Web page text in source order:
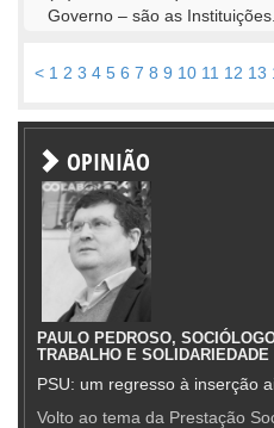
Governo – são as
< 1 2 3 4 5 6 7 8 9 10 11 12 13
OPINIÃO
PAULO PEDROSO,
TRABALHO E SOLIDARIEDADE
PSU: um regresso à inserção
Volto ao tema da Prestação